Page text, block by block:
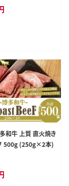
多和牛 上質 直火焼き
500g (250g×2本)